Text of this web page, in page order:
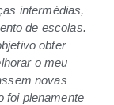
intermédias,
de escolas.
obter
o meu
novas
foi plenamente